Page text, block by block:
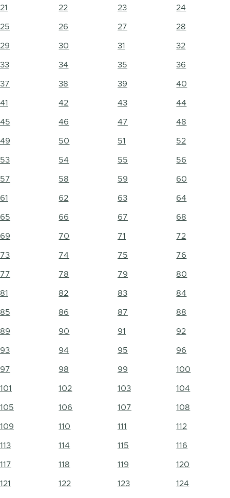
21 22 23 24
25 26 27 28
29 30 31 32
33 34 35 36
37 38 39 40
41 42 43 44
45 46 47 48
49 50 51 52
53 54 55 56
57 58 59 60
61 62 63 64
65 66 67 68
69 70 71 72
73 74 75 76
77 78 79 80
81 82 83 84
85 86 87 88
89 90 91 92
93 94 95 96
97 98 99 100
101 102 103 104
105 106 107 108
109 110 111 112
113 114 115 116
117 118 119 120
121 122 123 124